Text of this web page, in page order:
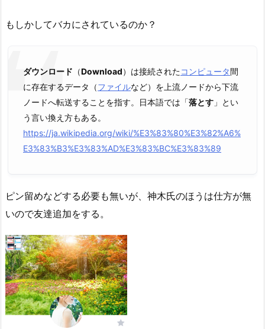
もしかしてバカにされているのか？
ダウンロード （Download）は接続されたコンピュータ間
に存在するデータ（ファイルなど）を上流ノードから下流
ノードへ転送することを指す。日本語では「落とす 」とい
う言い換え方もある。
https://ja.wikipedia.org/wiki/%E3%83%80%E3%82%A6%
E3%83%B3%E3%83%AD%E3%83%BC%E3%83%89
ピン留めなどする必要も無いが、神木氏のほうは仕方が無
いので友達追加をする。